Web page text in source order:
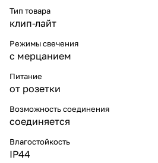
«живого сияния». Такая
гирлянда идеально подходит
ресторанов, гостиниц, витрин
магазинов, уличных елей и
располагает и привлекает
внимание, а динамичные
более выразительным.
Почему выбирают «Леон-Лайт»
производит профессиональные
гирлянды, адаптированные к
Тип товара
клип-лайт
Режимы свечения
с мерцанием
Питание
от розетки
Возможность соединения
соединяется
Влагостойкость
IP44